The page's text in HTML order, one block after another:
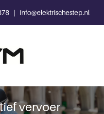
| info@elektrischestep.nl
vervoer